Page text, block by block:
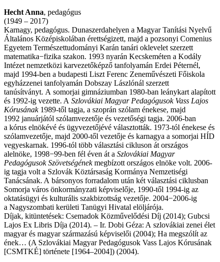
Hecht Anna, pedagógus
(1949 – 2017)
Karnagy, pedagógus. Dunaszerdahelyen a Magyar Tanítási Nyelvű
Általános Középiskolában érettségizett, majd a pozsonyi Comenius
Egyetem Természettudományi Karán tanári oklevelet szerzett
matematika−fizika szakon. 1993 nyarán Kecskeméten a Kodály
Intézet nemzetközi karvezetőképző tanfolyamán Erdei Péternél,
majd 1994-ben a budapesti Liszt Ferenc Zeneművészeti Főiskola
egyházzenei tanfolyamán Dobszay Lászlónál szerzett
tanúsítványt. A somorjai gimnáziumban 1980-ban leánykart alapított
és 1992-ig vezette. A Szlovákiai Magyar Pedagógusok Vass Lajos
Kórusának1989-től tagja, a szoprán szólam énekese, majd
1992 januárjától szólamvezetője és vezetőségi tagja. 2006-ban
a kórus elnökévé és ügyvezetőjévé választották. 1973-tól énekese és
szólamvezetője, majd 2000-től vezetője és karnagya a somorjai HÍD
vegyeskarnak. 1996-tól több választási cikluson át országos
alelnöke, 1998−99-ben fél éven át a Szlovákiai Magyar
Pedagógusok Szövetségének megbízott országos elnöke volt. 2006-
ig tagja volt a Szlovák Köztársaság Kormánya Nemzetiségi
Tanácsának. A bársonyos forradalom után két választási ciklusban
Somorja város önkormányzati képviselője, 1990-től 1994-ig az
oktatásügyi és kulturális szakbizottság vezetője. 2004−2006-ig
a Nagyszombati kerületi Tanügyi Hivatal elöljárója.
Díjak, kitüntetések: Csemadok Közművelődési Díj (2014); Gubcsi
Lajos Ex Libris Díja (2014). – Ir. Dobi Géza: A szlovákiai zenei élet
magyar és magyar származású képviselői (2004); Ha megszólít az
ének… (A Szlovákiai Magyar Pedagógusok Vass Lajos Kórusának
[CSMTKÉ] története [1964–2004]) (2004).